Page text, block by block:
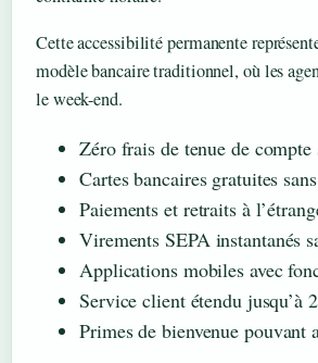
Cette accessibilité permanente
modèle bancaire traditionnel, où les
le week-end.
Zéro frais de tenue de
Cartes bancaires gratuites
Paiements et retraits à
Virements SEPA instantanés
Applications mobiles avec
Service client étendu jusqu’à
Primes de bienvenue pouvant